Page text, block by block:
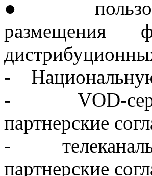
●
размещения
-
- VOD-
партнерские
-
партнерские